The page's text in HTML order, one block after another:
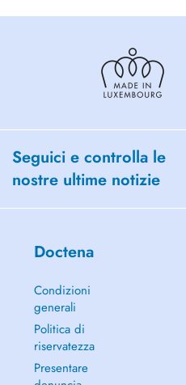
Seguici e controlla le
nostre ultime notizie
Doctena
Condizioni
generali
Politica di
riservatezza
Presentare